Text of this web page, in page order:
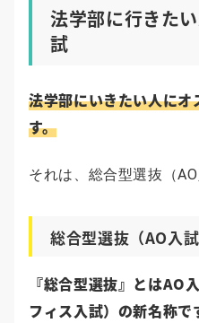
法学部に行きた
試
法学部にいきたい人に
す。
それは、総合型選抜（AO
総合型選抜（AO入
『総合型選抜』とはAO
フィス入試）の新名称で